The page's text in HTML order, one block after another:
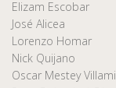
Elizam Escobar
José Alicea
Lorenzo Homar
Nick Quijano
Oscar Mestey